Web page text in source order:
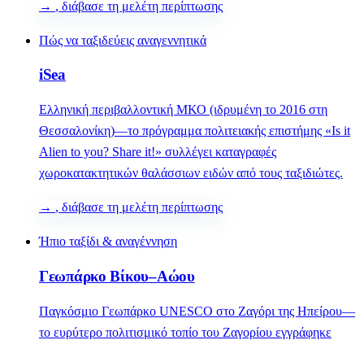
→ , διάβασε τη μελέτη περίπτωσης
Πώς να ταξιδεύεις αναγεννητικά
iSea
Ελληνική περιβαλλοντική ΜΚΟ (ιδρυμένη το 2016 στη
Θεσσαλονίκη)—το πρόγραμμα πολιτειακής επιστήμης «Is it
Alien to you? Share it!» συλλέγει καταγραφές
χωροκατακτητικών θαλάσσιων ειδών από τους ταξιδιώτες.
→ , διάβασε τη μελέτη περίπτωσης
Ήπιο ταξίδι & αναγέννηση
Γεωπάρκο Βίκου–Αώου
Παγκόσμιο Γεωπάρκο UNESCO στο Ζαγόρι της Ηπείρου—
το ευρύτερο πολιτισμικό τοπίο του Ζαγορίου εγγράφηκε